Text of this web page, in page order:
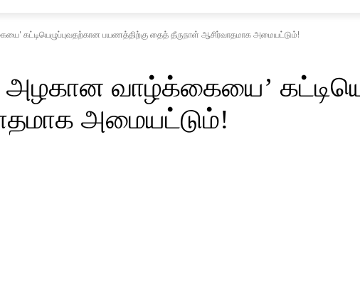
கட்டியெழுப்புவதற்கான பயணத்திற்கு தைத் தீருநாள் ஆசிர்வாதமாக அமையட்டும்!
அழகான வாழ்க்கையை’
அமையட்டும்!